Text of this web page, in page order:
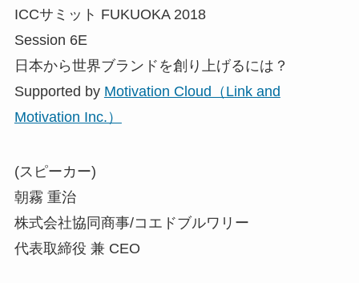
ICCサミット FUKUOKA 2018
Session 6E
日本から世界ブランドを創り上げるには？
Supported by Motivation Cloud（Link and
Motivation Inc.）
(スピーカー)
朝霧 重治
株式会社協同商事/コエドブルワリー
代表取締役 兼 CEO